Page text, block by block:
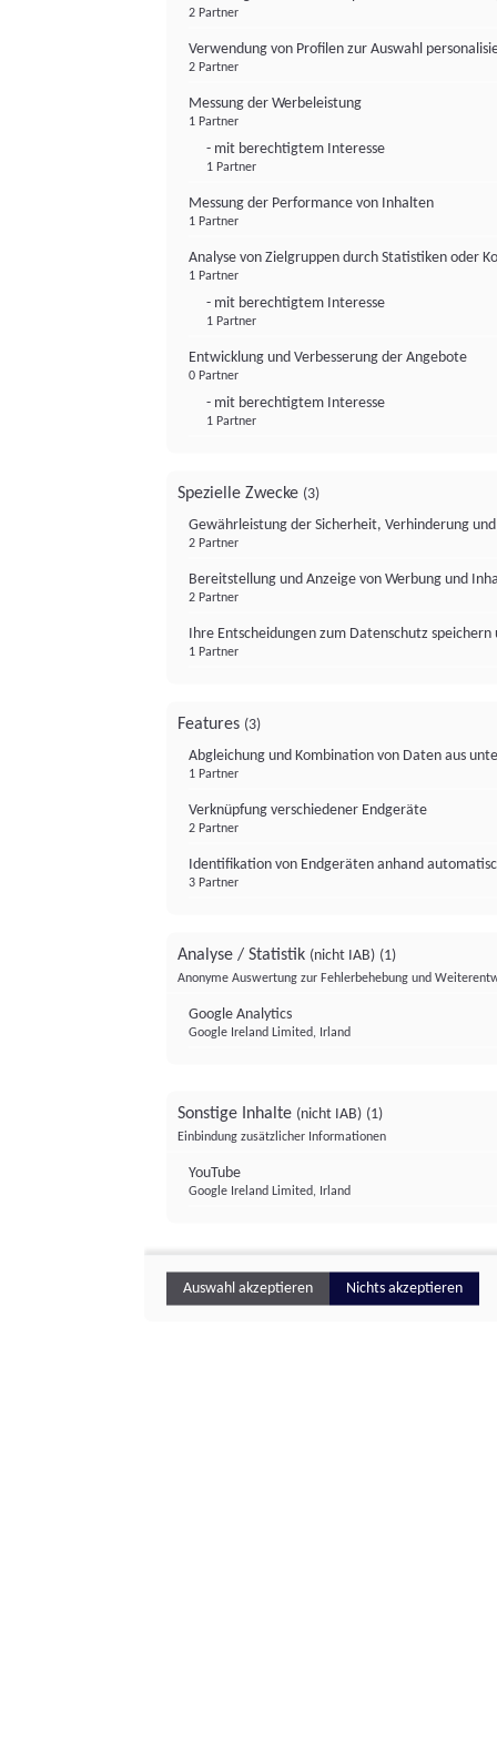
2 Partner
Verwendung von Profilen zur Auswahl
2 Partner
Messung der Werbeleistung
1 Partner
- mit berechtigtem Interesse
1 Partner
Messung der Performance von Inhalten
1 Partner
Analyse von Zielgruppen durch Statistiken oder
1 Partner
- mit berechtigtem Interesse
1 Partner
Entwicklung und Verbesserung der Angebote
0 Partner
- mit berechtigtem Interesse
1 Partner
Spezielle Zwecke (3)
Gewährleistung der Sicherheit, Verhinderung
2 Partner
Bereitstellung und Anzeige von Werbung und
2 Partner
Ihre Entscheidungen zum Datenschutz
1 Partner
Features (3)
Abgleichung und Kombination von Daten aus
1 Partner
Verknüpfung verschiedener Endgeräte
2 Partner
Identifikation von Endgeräten anhand
3 Partner
Analyse / Statistik (nicht IAB) (1)
Anonyme Auswertung zur Fehlerbehebung und
Google Analytics
Google Ireland Limited, Irland
Sonstige Inhalte (nicht IAB) (1)
Einbindung zusätzlicher Informationen
YouTube
Google Ireland Limited, Irland
Auswahl akzeptieren Nichts akzeptieren